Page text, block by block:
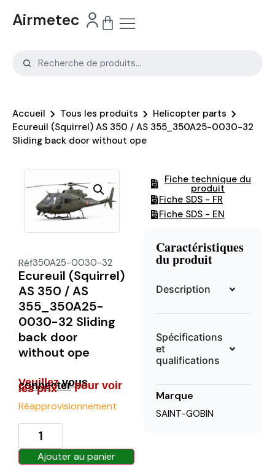
Airmetec
Accueil Tous les produits
Helicopter parts
Ecureuil (Squirrel) AS 350 / AS 355_350A25-0030-32
Sliding back door without ope
Réf350A25-0030-32
Ecureuil (Squirrel)
AS 350 / AS
355_350A25-
0030-32 Sliding
back door
without ope
Veuillezvous
connecterpour voir
les prix
Réapprovisionnement
Ajouter au panier
Fiche technique du
produit
Fiche SDS - FR
Fiche SDS - EN
Caractéristiques
du produit
Description
Spécifications
et
qualifications
Marque
SAINT-GOBIN